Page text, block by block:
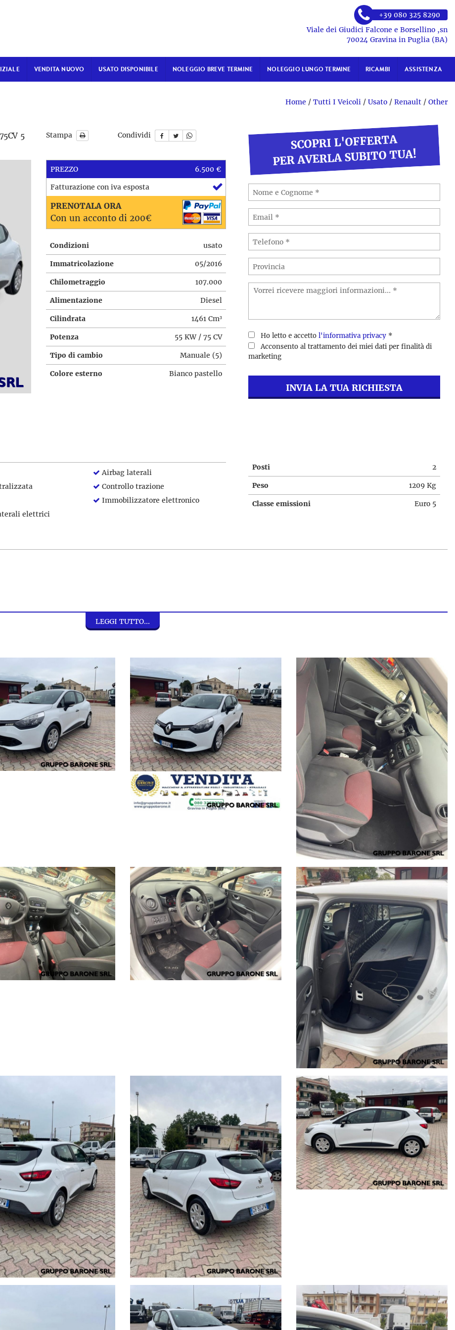
+39 080 325 8290
Viale dei Giudici Falcone e Borsellino ,sn
70024 Gravina in Puglia (BA)
VENDITA NUOVO USATO DISPONIBILE NOLEGGIO BREVE TERMINE NOLEGGIO LUNGO TERMINE RICAMBI ASSISTENZA
Home / Tutti I Veicoli / Usato / Renault / Other
5
Stampa Condividi
PREZZO
6.500 €
Fatturazione con iva esposta
PRENOTALA ORA
Con un acconto di 200€
Condizioni usato
Immatricolazione 05/2016
Chilometraggio 107.000
Alimentazione Diesel
Cilindrata 1461 Cm³
Potenza 55 KW / 75 CV
Tipo di cambio Manuale (5)
Colore esterno Bianco pastello
SCOPRI L'OFFERTA
PER AVERLA SUBITO TUA!
Ho letto e accetto l'informativa privacy *
Acconsento al trattamento dei miei dati per finalità di
marketing
INVIA LA TUA RICHIESTA
elettrici
Airbag laterali
Controllo trazione
Immobilizzatore elettronico
Posti 2
Peso 1209 Kg
Classe emissioni Euro 5
LEGGI TUTTO...